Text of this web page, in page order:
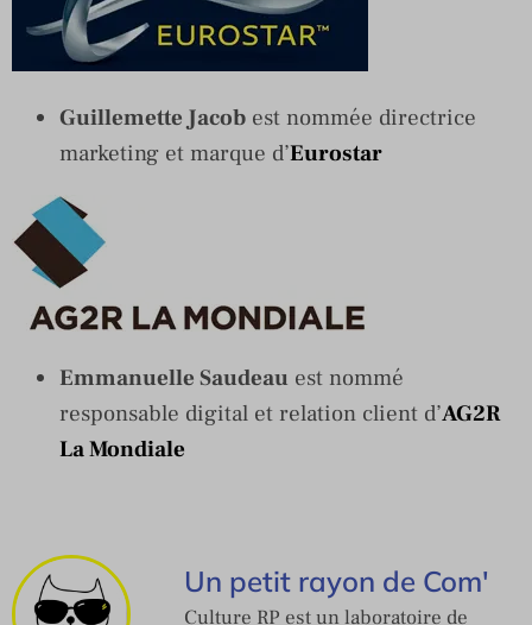
Guillemette Jacob est nommée directrice
marketing et marque d’Eurostar
Emmanuelle Saudeau est nommé
responsable digital et relation client d’AG2R
La Mondiale
Un petit rayon de Com'
Culture RP est un laboratoire de